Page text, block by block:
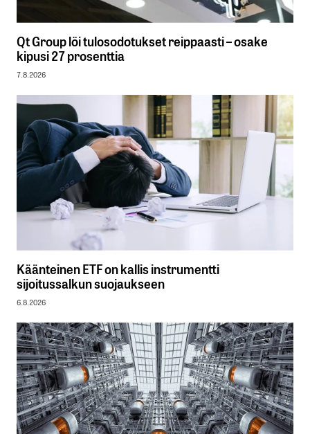
Qt Group löi tulosodotukset reippaasti – osake
kipusi 27 prosenttia
7.8.2026
Käänteinen ETF on kallis instrumentti
sijoitussalkun suojaukseen
6.8.2026